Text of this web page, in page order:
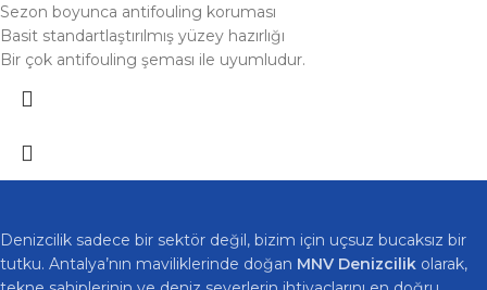
Sezon boyunca antifouling koruması
Basit standartlaştırılmış yüzey hazırlığı
Bir çok antifouling şeması ile uyumludur.
Denizcilik sadece bir sektör değil, bizim için uçsuz bucaksız bir
tutku. Antalya’nın maviliklerinde doğan MNV Denizcilik olarak,